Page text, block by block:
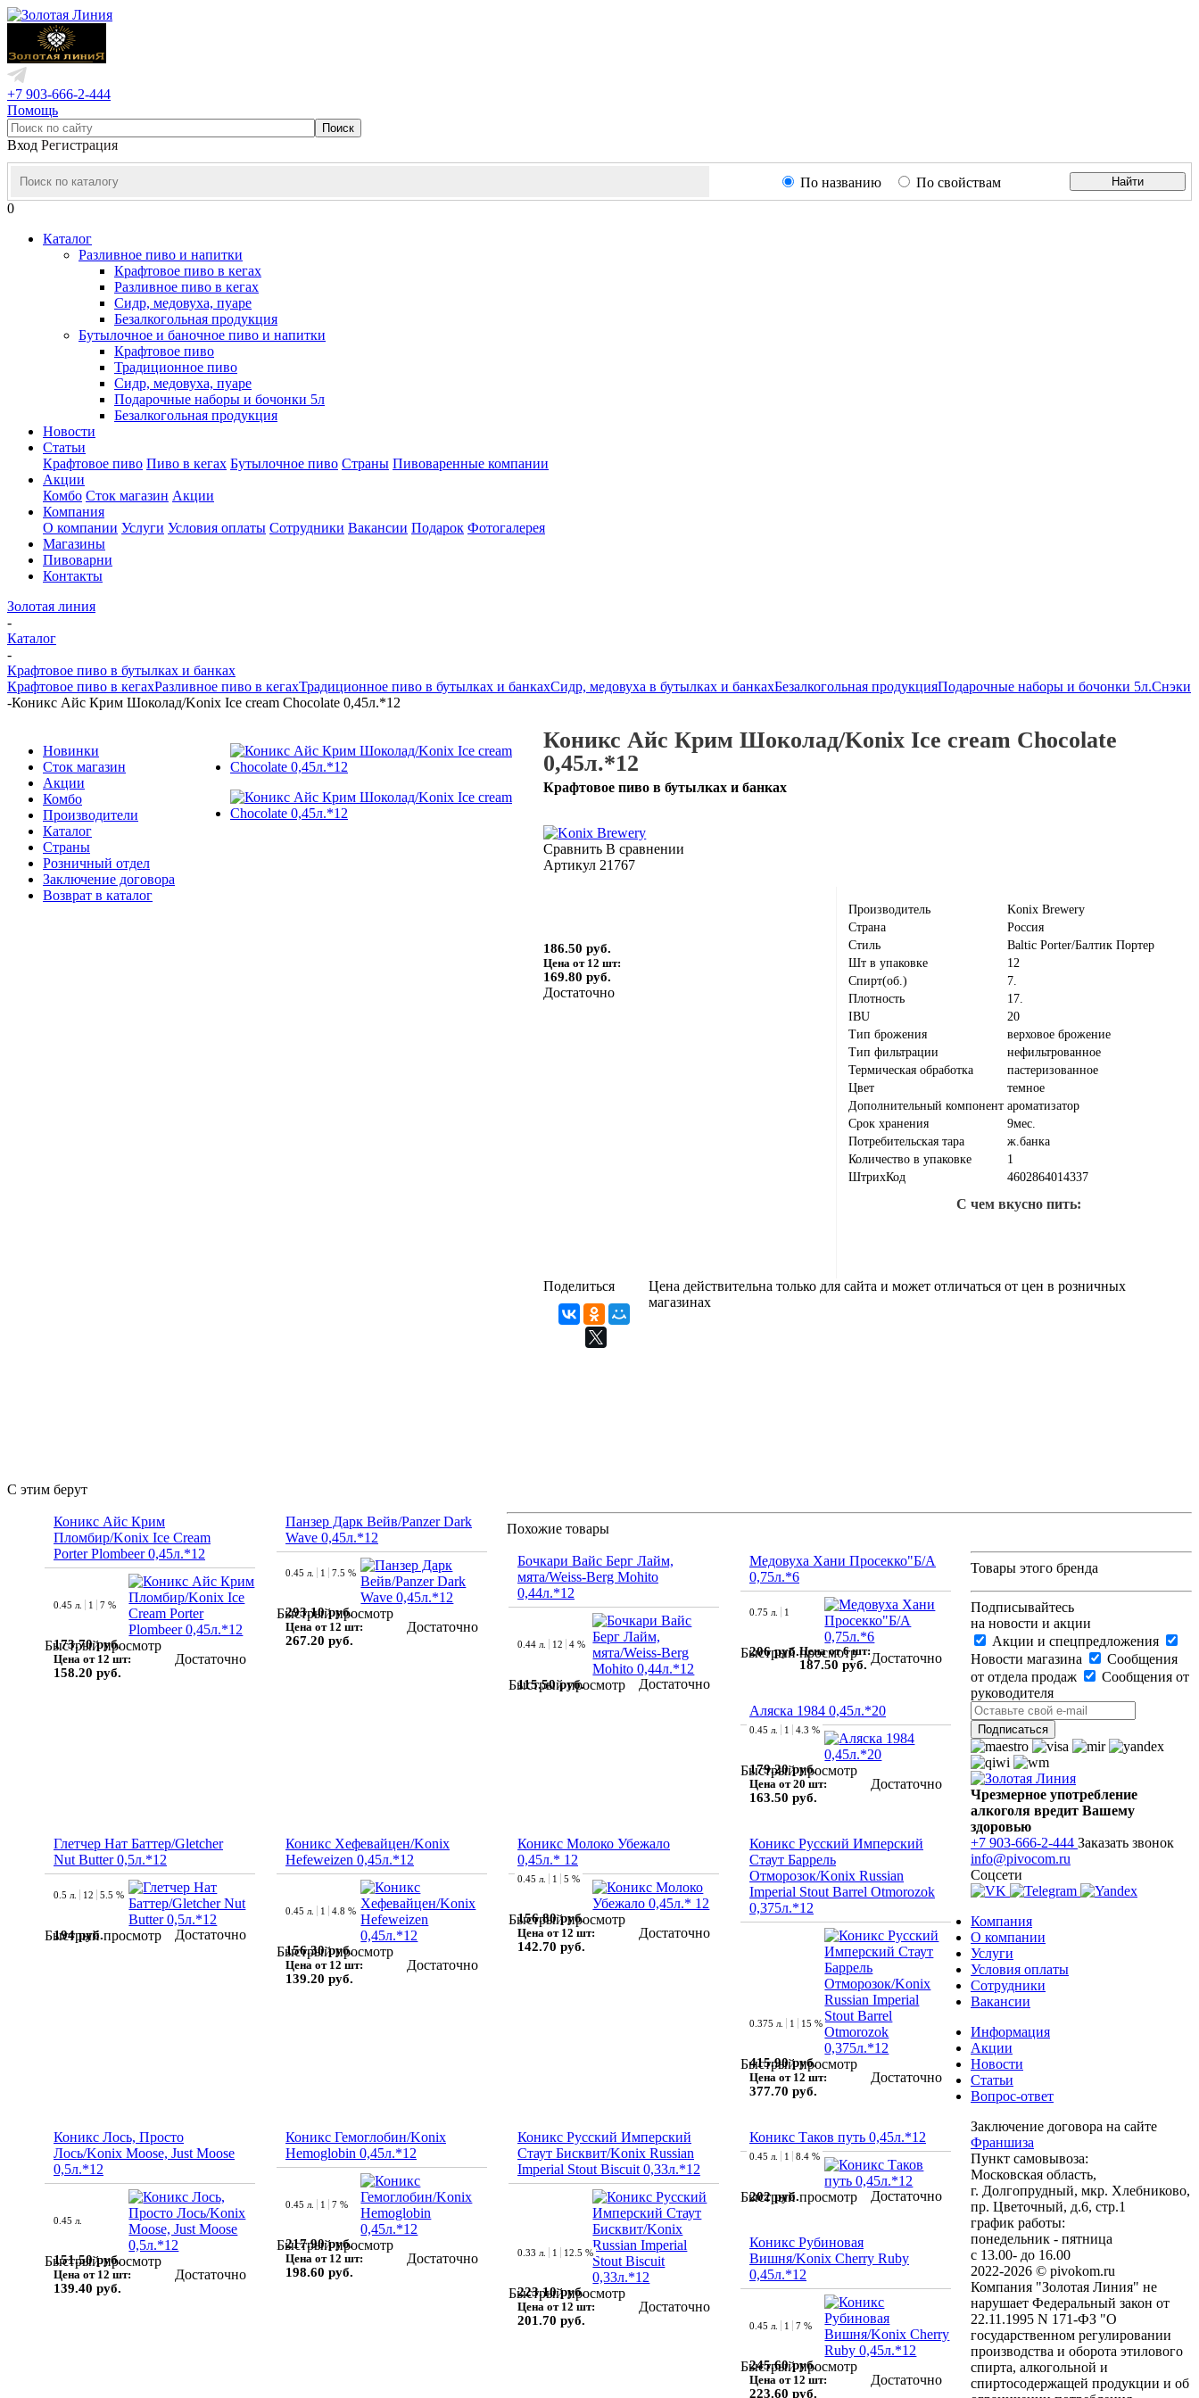
+7 903-666-2-444
Помощь
Вход Регистрация
По названию По свойствам Найти
0
Каталог
Разливное пиво и напитки
Крафтовое пиво в кегах
Разливное пиво в кегах
Сидр, медовуха, пуаре
Безалкогольная продукция
Бутылочное и баночное пиво и напитки
Крафтовое пиво
Традиционное пиво
Сидр, медовуха, пуаре
Подарочные наборы и бочонки 5л
Безалкогольная продукция
Новости
Статьи
Крафтовое пиво Пиво в кегах Бутылочное пиво Страны Пивоваренные компании
Акции
Комбо Сток магазин Акции
Компания
О компании Услуги Условия оплаты Сотрудники Вакансии Подарок Фотогалерея
Магазины
Пивоварни
Контакты
Золотая линия
-
Каталог
-
Крафтовое пиво в бутылках и банках
Крафтовое пиво в кегахРазливное пиво в кегахТрадиционное пиво в бутылках и банкахСидр, медовуха в бутылках и банкахБезалкогольная продукцияПодарочные наборы и бочонки 5л.Снэки
-Коникс Айс Крим Шоколад/Konix Ice cream Chocolate 0,45л.*12
Новинки
Сток магазин
Акции
Комбо
Производители
Каталог
Страны
Розничный отдел
Заключение договора
Возврат в каталог
Коникс Айс Крим Шоколад/Konix Ice cream Chocolate
0,45л.*12
Крафтовое пиво в бутылках и банках
Сравнить В сравнении
Артикул 21767
186.50 руб.
Цена от 12 шт:
169.80 руб.
Достаточно
Производитель
Konix Brewery
Страна
Россия
Стиль
Baltic Porter/Балтик Портер
Шт в упаковке
12
Спирт(об.)
7.
Плотность
17.
IBU
20
Тип брожения
верховое брожение
Тип фильтрации
нефильтрованное
Термическая обработка
пастеризованное
Цвет
темное
Дополнительный компонент ароматизатор
Срок хранения
9мес.
Потребительская тара
ж.банка
Количество в упаковке
1
ШтрихКод
4602864014337
С чем вкусно пить:
Поделиться
Цена действительна только для сайта и может отличаться от цен в розничных
магазинах
С этим берут
Коникс Айс Крим
Пломбир/Konix Ice Cream
Porter Plombeer 0,45л.*12
Быстрый просмотр
0.45 л. 1 7 %
173.70 руб.
Цена от 12 шт:
158.20 руб.
Достаточно
Панзер Дарк Вейв/Panzer Dark
Wave 0,45л.*12
Быстрый просмотр
0.45 л. 1 7.5 %
293.10 руб.
Цена от 12 шт:
267.20 руб.
Достаточно
Похожие товары
Бочкари Вайс Берг Лайм,
мята/Weiss-Berg Mohito
0,44л.*12
Быстрый просмотр
0.44 л. 12 4 %
115.50 руб. Достаточно
Медовуха Хани Просекко"Б/А
0,75л.*6
Быстрый просмотр
0.75 л. 1
206 руб.Цена от 6 шт:
187.50 руб. Достаточно
Аляска 1984 0,45л.*20
Быстрый просмотр
0.45 л. 1 4.3 %
179.20 руб.
Цена от 20 шт:
163.50 руб.
Достаточно
Глетчер Нат Баттер/Gletcher
Nut Butter 0,5л.*12
Быстрый просмотр
0.5 л. 12 5.5 %
194 руб. Достаточно
Товары этого бренда
Коникс Хефевайцен/Konix
Hefeweizen 0,45л.*12
Быстрый просмотр
0.45 л. 1 4.8 %
156.30 руб.
Цена от 12 шт:
139.20 руб.
Достаточно
Коникс Молоко Убежало
0,45л.* 12
Быстрый просмотр
0.45 л. 1 5 %
156.80 руб.
Цена от 12 шт:
142.70 руб.
Достаточно
Коникс Русский Имперский
Стаут Баррель
Отморозок/Konix Russian
Imperial Stout Barrel Otmorozok
0,375л.*12
Быстрый просмотр
0.375 л. 1 15 %
415.90 руб.
Цена от 12 шт:
377.70 руб.
Достаточно
Коникс Лось, Просто
Лось/Konix Moose, Just Moose
0,5л.*12
Быстрый просмотр
0.45 л.
151.50 руб.
Цена от 12 шт:
139.40 руб.
Достаточно
Коникс Гемоглобин/Konix
Hemoglobin 0,45л.*12
Быстрый просмотр
0.45 л. 1 7 %
217.90 руб.
Цена от 12 шт:
198.60 руб.
Достаточно
Коникс Русский Имперский
Стаут Бисквит/Konix Russian
Imperial Stout Biscuit 0,33л.*12
Быстрый просмотр
0.33 л. 1 12.5 %
223.10 руб.
Цена от 12 шт:
201.70 руб.
Достаточно
Коникс Таков путь 0,45л.*12
Быстрый просмотр
0.45 л. 1 8.4 %
202 руб. Достаточно
Коникс Рубиновая
Вишня/Konix Cherry Ruby
0,45л.*12
Быстрый просмотр
0.45 л. 1 7 %
245.60 руб.
Цена от 12 шт:
223.60 руб.
Достаточно
Подписывайтесь
на новости и акции
Акции и спецпредложения
Новости магазина
Сообщения
от отдела продаж
Сообщения от
руководителя
Чрезмерное употребление
алкоголя вредит Вашему
здоровью
+7 903-666-2-444 Заказать звонок
info@pivocom.ru
Соцсети
Компания
О компании
Услуги
Условия оплаты
Сотрудники
Вакансии
Информация
Акции
Новости
Статьи
Вопрос-ответ
Заключение договора на сайте
Франшиза
Пункт самовывоза:
Московская область,
г. Долгопрудный, мкр. Хлебниково,
пр. Цветочный, д.6, стр.1
график работы:
понедельник - пятница
с 13.00- до 16.00
2022-2026 © pivokom.ru
Компания "Золотая Линия" не
нарушает Федеральный закон от
22.11.1995 N 171-ФЗ "О
государственном регулировании
производства и оборота этилового
спирта, алкогольной и
спиртосодержащей продукции и об